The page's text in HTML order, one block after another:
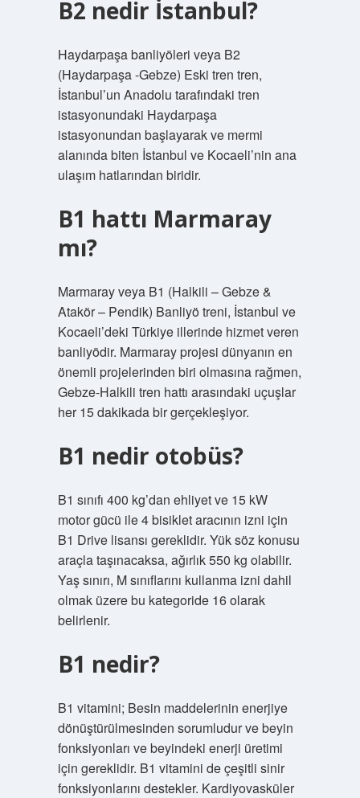
B2 nedir İstanbul?
Haydarpaşa banliyöleri veya B2
(Haydarpaşa -Gebze) Eski tren tren,
İstanbul’un Anadolu tarafındaki tren
istasyonundaki Haydarpaşa
istasyonundan başlayarak ve mermi
alanında biten İstanbul ve Kocaeli’nin ana
ulaşım hatlarından biridir.
B1 hattı Marmaray
mı?
Marmaray veya B1 (Halkili – Gebze &
Atakör – Pendik) Banliyö treni, İstanbul ve
Kocaeli’deki Türkiye illerinde hizmet veren
banliyödir. Marmaray projesi dünyanın en
önemli projelerinden biri olmasına rağmen,
Gebze-Halkili tren hattı arasındaki uçuşlar
her 15 dakikada bir gerçekleşiyor.
B1 nedir otobüs?
B1 sınıfı 400 kg’dan ehliyet ve 15 kW
motor gücü ile 4 bisiklet aracının izni için
B1 Drive lisansı gereklidir. Yük söz konusu
araçla taşınacaksa, ağırlık 550 kg olabilir.
Yaş sınırı, M sınıflarını kullanma izni dahil
olmak üzere bu kategoride 16 olarak
belirlenir.
B1 nedir?
B1 vitamini; Besin maddelerinin enerjiye
dönüştürülmesinden sorumludur ve beyin
fonksiyonları ve beyindeki enerji üretimi
için gereklidir. B1 vitamini de çeşitli sinir
fonksiyonlarını destekler. Kardiyovasküler